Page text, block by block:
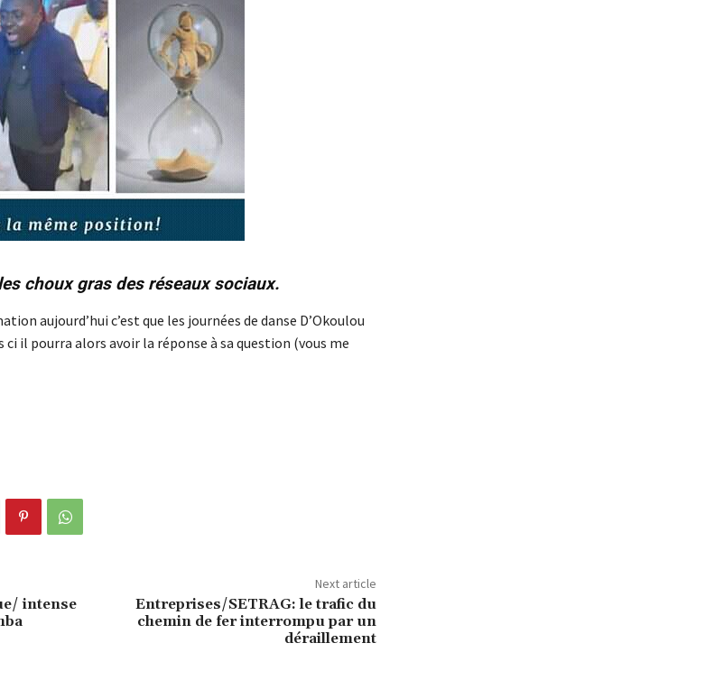
choux gras des réseaux sociaux.
aujourd’hui c’est que les journées de danse D’Okoulou
il pourra alors avoir la réponse à sa question (vous me
intense
Next article
Entreprises/SETRAG: le trafic du
chemin de fer interrompu par un
déraillement